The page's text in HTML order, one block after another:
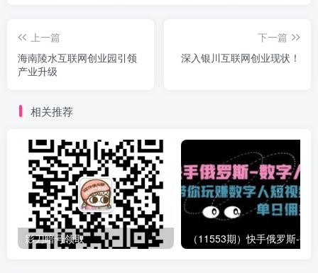
上一篇
海南陵水互联网创业园引领
产业升级
下一篇
深入银川互联网创业现状！
相关推荐
影刀暗号领取